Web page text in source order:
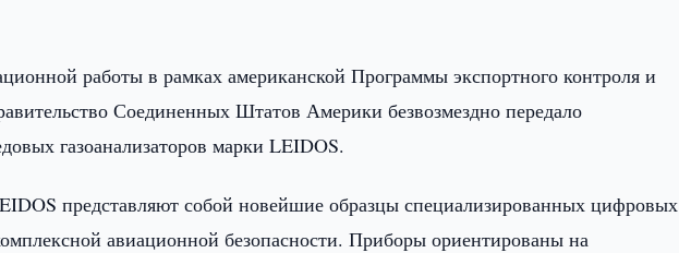
работы в рамках американской Программы экспортного контроля и
Соединенных Штатов Америки безвозмездно передало
газоанализаторов марки LEIDOS.
представляют собой новейшие образцы специализированных цифровых
авиационной безопасности. Приборы ориентированы на